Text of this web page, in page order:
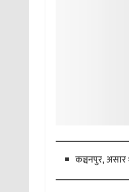
कञ्चनपुर,